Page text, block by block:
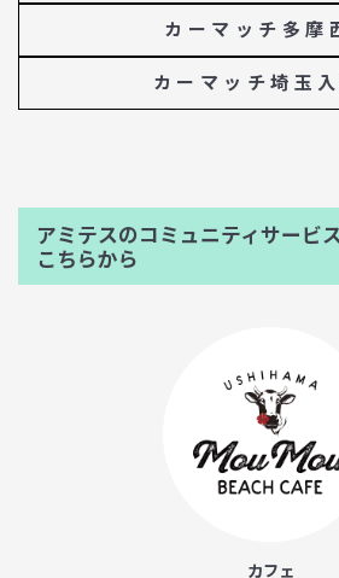
カーマッチ多摩
カーマッチ埼玉
アミテスのコミュニティサービ
こちらから
カフェ